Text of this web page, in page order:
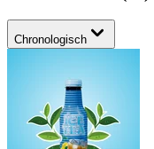
Chronologisch